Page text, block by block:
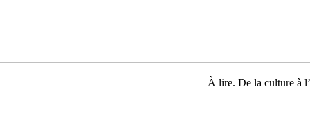
À lire. De la culture à